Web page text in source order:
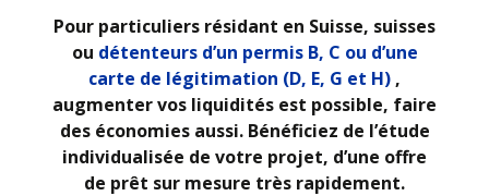
Pour particuliers résidant en Suisse, suisses
ou détenteurs d’un permis B, C ou d’une
carte de légitimation (D, E, G et H) ,
augmenter vos liquidités est possible, faire
des économies aussi. Bénéficiez de l’étude
individualisée de votre projet, d’une offre
de prêt sur mesure très rapidement.